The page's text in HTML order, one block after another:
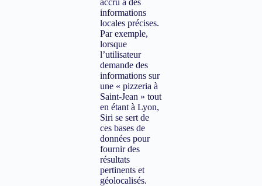
informations
locales précises.
Par exemple,
lorsque
l’utilisateur
demande des
informations sur
une « pizzeria à
Saint-Jean » tout
en étant à Lyon,
Siri se sert de
ces bases de
données pour
fournir des
résultats
pertinents et
géolocalisés.